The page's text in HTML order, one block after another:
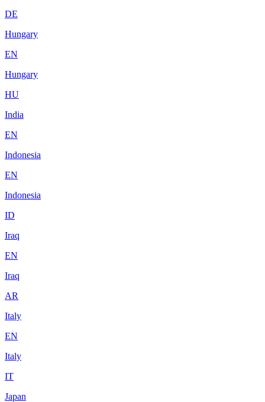
DE
Hungary
EN
Hungary
HU
India
EN
Indonesia
EN
Indonesia
ID
Iraq
EN
Iraq
AR
Italy
EN
Italy
IT
Japan